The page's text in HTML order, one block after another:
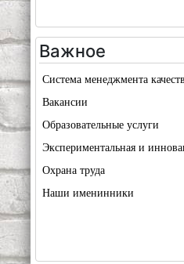
Важное
Система менеджмента
Вакансии
Образовательные услуги
Экспериментальная и
Охрана труда
Наши именинники